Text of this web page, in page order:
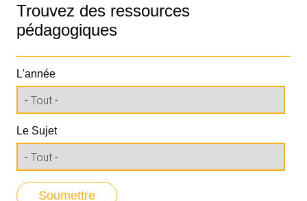
Trouvez des ressources
pédagogiques
L'année
Le Sujet